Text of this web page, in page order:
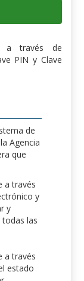
a través de
PIN y Clave
de
Agencia
que
a través
y
y
las
a través
estado